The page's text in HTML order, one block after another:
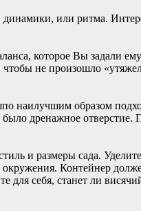
или ритма.
которое Вы задали
чтобы не произошло
наилучшим образом
дренажное
и размеры сада.
Контейнер
себя, станет ли